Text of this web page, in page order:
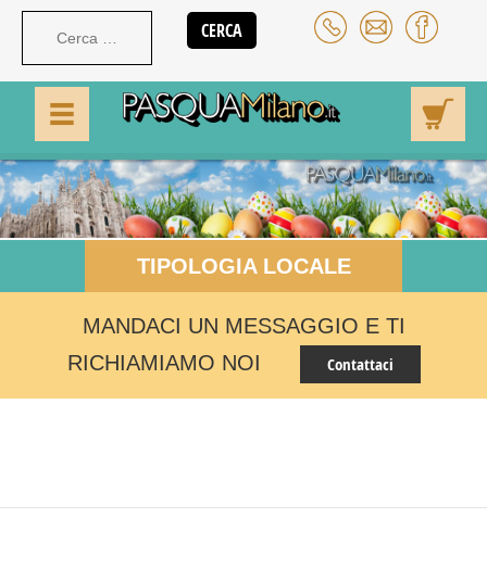
TIPOLOGIA LOCALE
MANDACI UN MESSAGGIO E TI
RICHIAMIAMO NOI
Contattaci